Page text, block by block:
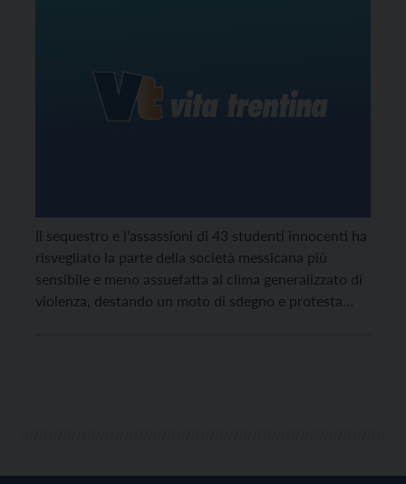
Il sequestro e l'assassioni di 43 studenti innocenti ha
risvegliato la parte della società messicana più
sensibile e meno assuefatta al clima generalizzato di
violenza, destando un moto di sdegno e protesta